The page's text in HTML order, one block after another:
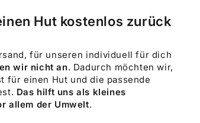
Hut kostenlos zurück
für unseren individuell für dich
wir nicht an. Dadurch möchten wir,
für einen Hut und die passende
Das hilft uns als kleines
allem der Umwelt.